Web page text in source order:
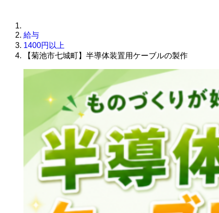
給与
1400円以上
【菊池市七城町】半導体装置用ケーブルの製作